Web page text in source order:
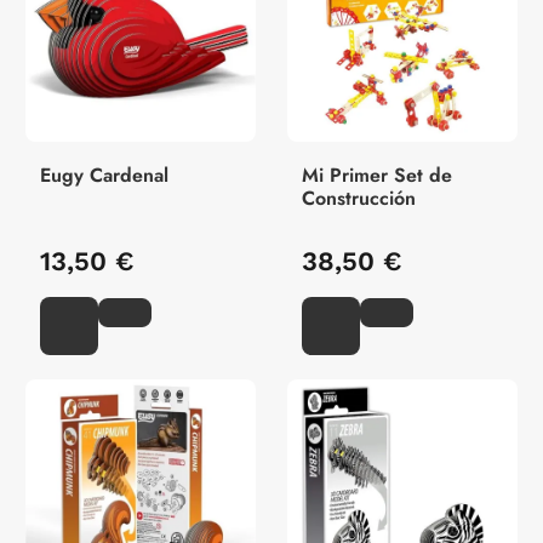
Eugy Cardenal
13,50 €
Mi Primer Set de
Construcción
38,50 €